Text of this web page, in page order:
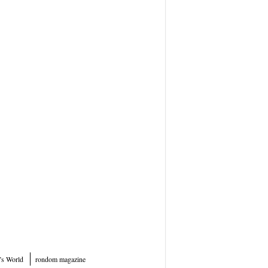
World rondom magazine